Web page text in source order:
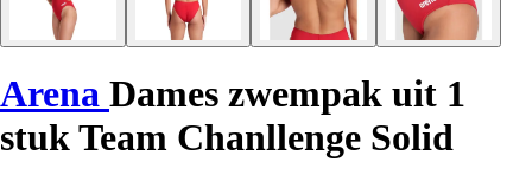
Arena Dames zwempak uit 1
stuk Team Chanllenge Solid